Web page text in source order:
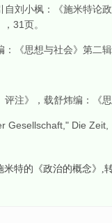
小枫：《施米特论
31页。
思想与社会》第二
》，载舒炜编：《
Gesellschaft," Die
特的《政治的概念》 ,